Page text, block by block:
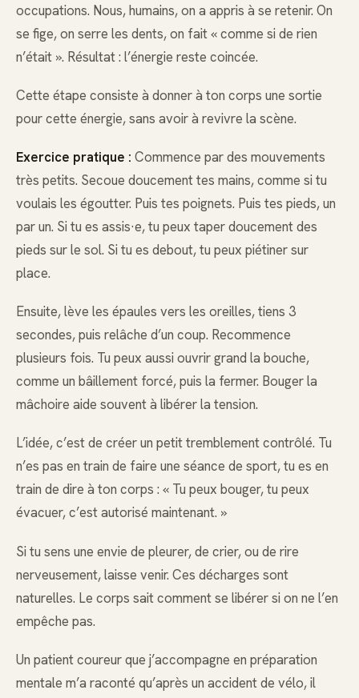
occupations. Nous, humains, on a appris à se retenir. On
se fige, on serre les dents, on fait « comme si de rien
n’était ». Résultat : l’énergie reste coincée.
Cette étape consiste à donner à ton corps une sortie
pour cette énergie, sans avoir à revivre la scène.
Exercice pratique : Commence par des mouvements
très petits. Secoue doucement tes mains, comme si tu
voulais les égoutter. Puis tes poignets. Puis tes pieds, un
par un. Si tu es assis·e, tu peux taper doucement des
pieds sur le sol. Si tu es debout, tu peux piétiner sur
place.
Ensuite, lève les épaules vers les oreilles, tiens 3
secondes, puis relâche d’un coup. Recommence
plusieurs fois. Tu peux aussi ouvrir grand la bouche,
comme un bâillement forcé, puis la fermer. Bouger la
mâchoire aide souvent à libérer la tension.
L’idée, c’est de créer un petit tremblement contrôlé. Tu
n’es pas en train de faire une séance de sport, tu es en
train de dire à ton corps : « Tu peux bouger, tu peux
évacuer, c’est autorisé maintenant. »
Si tu sens une envie de pleurer, de crier, ou de rire
nerveusement, laisse venir. Ces décharges sont
naturelles. Le corps sait comment se libérer si on ne l’en
empêche pas.
Un patient coureur que j’accompagne en préparation
mentale m’a raconté qu’après un accident de vélo, il